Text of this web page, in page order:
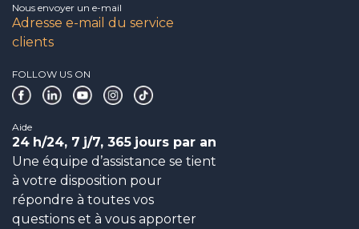
Nous envoyer un e-mail
Adresse e-mail du service
clients
FOLLOW US ON
Aide
24 h/24, 7 j/7, 365 jours par an
Une équipe d’assistance se tient
à votre disposition pour
répondre à toutes vos
questions et à vous apporter